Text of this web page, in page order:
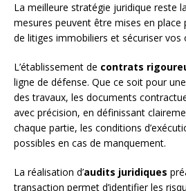
La meilleure stratégie juridique reste
mesures peuvent être mises en place
de litiges immobiliers et sécuriser vos
L’établissement de contrats
ligne de défense. Que ce soit pour
des travaux, les documents
avec précision, en définissant
chaque partie, les conditions
possibles en cas de manquement.
La réalisation d’audits juridiques
transaction permet d’identifier les